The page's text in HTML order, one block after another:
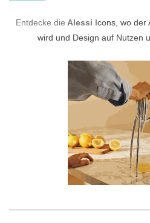
Entdecke die Alessi Icons, wo der
wird und Design auf Nutzen